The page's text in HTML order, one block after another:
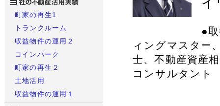
町家の再生1
トランクルーム
収益物件の運用２
コインパーク
町家の再生２
土地活用
収益物件の運用１
●
ィングマスター
士、不動産資産
コンサルタント